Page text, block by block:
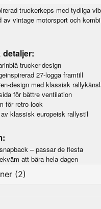
truckerkeps med tydliga
av vintage motorsport och
detaljer:
trucker-design
27-logga framtill
design med klassisk
för bättre ventilation
för retro-look
av klassisk europeisk rallystil
– passar de flesta
att bära hela dagen
(2)